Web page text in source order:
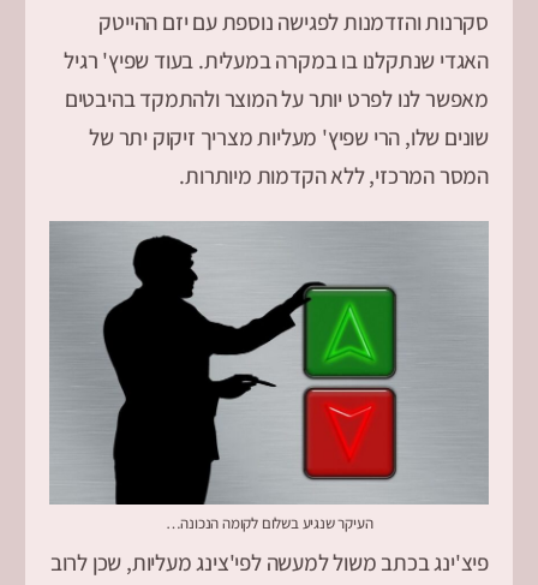
סקרנות והזדמנות לפגישה נוספת עם יזם ההייטק
האגדי שנתקלנו בו במקרה במעלית. בעוד שפיץ' רגיל
מאפשר לנו לפרט יותר על המוצר ולהתמקד בהיבטים
שונים שלו, הרי שפיץ' מעליות מצריך זיקוק יתר של
המסר המרכזי, ללא הקדמות מיותרות.
העיקר שנגיע בשלום לקומה הנכונה…
פיצ'ינג בכתב משול למעשה לפי'צינג מעליות, שכן לרוב